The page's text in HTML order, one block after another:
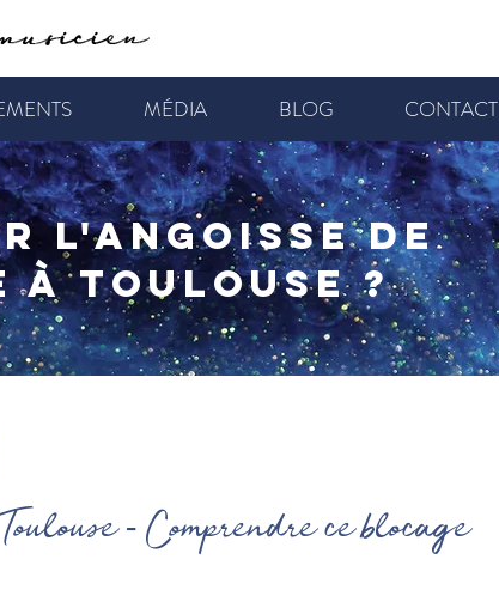
MÉDIA BLOG CONTACT
l'angoisse de
à Toulouse ?
- Comprendre ce blocage